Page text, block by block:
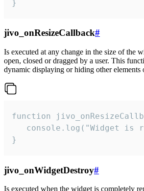
}
jivo_onResizeCallback#
Is executed at any change in the size of the
open, closed or dragged by a user. This
dynamic displaying or hiding other elements
function
console.log("Widget is
}
jivo_onWidgetDestroy#
Is executed when the widget is completely